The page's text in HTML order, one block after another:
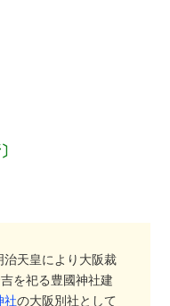
天皇により大阪裁
を祀る豊國神社建
社の大阪別社として